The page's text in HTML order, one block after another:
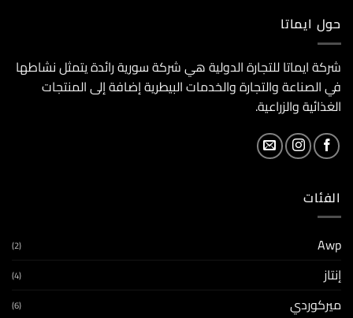
حول ايماتا
شركة ايماتا للتجارة الدولية هي شركة سورية رائدة يتمثل نشاطها
في الصناعة والتجارة والخدمات البيطرية إضافة إلى المنتجات
الغذائية والزراعية.
الفئات
Awp
(2)
إنتاز (4)
ميركوردي (6)